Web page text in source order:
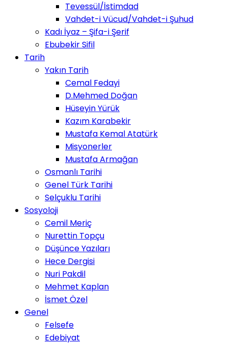
Tevessül/İstimdad
Vahdet-i Vücud/Vahdet-i Şuhud
Kadı İyaz – Şifa-i Şerif
Ebubekir Sifil
Tarih
Yakın Tarih
Cemal Fedayi
D.Mehmed Doğan
Hüseyin Yürük
Kazım Karabekir
Mustafa Kemal Atatürk
Misyonerler
Mustafa Armağan
Osmanlı Tarihi
Genel Türk Tarihi
Selçuklu Tarihi
Sosyoloji
Cemil Meriç
Nurettin Topçu
Düşünce Yazıları
Hece Dergisi
Nuri Pakdil
Mehmet Kaplan
İsmet Özel
Genel
Felsefe
Edebiyat